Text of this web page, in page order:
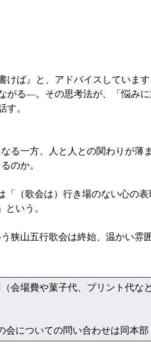
ば』と、アドバイスしていま
る—。その思考法が、「悩みに
す。
る一方、人と人との関わりが薄
のか。
（歌会は）行き場のない心の
いう。
山五行歌会は終始、温かい雰
会場費や菓子代、プリント代な
についての問い合わせは同本部